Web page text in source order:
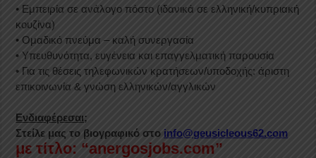
• Εμπειρία σε ανάλογο πόστο (ιδανικά σε ελληνική/κυπριακή
κουζίνα)
• Ομαδικό πνεύμα – καλή συνεργασία
• Υπευθυνότητα, ευγένεια και επαγγελματική παρουσία
• Για τις θέσεις τηλεφωνικών κρατήσεων/υποδοχής: άριστη
επικοινωνία & γνώση ελληνικών/αγγλικών
Ενδιαφέρεσαι;
Στείλε μας το βιογραφικό στο info@geusicleous62.com
με τίτλο: “anergosjobs.com”